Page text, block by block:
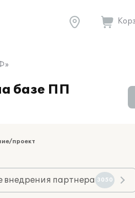
базе ПП
проект
внедрения партнера 3050